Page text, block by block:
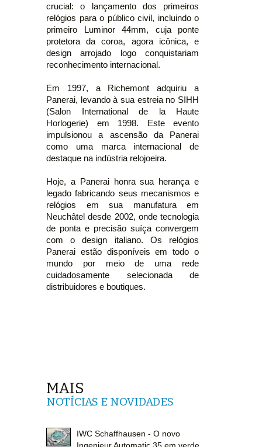
crucial: o lançamento dos primeiros
relógios para o público civil, incluindo o
primeiro Luminor 44mm, cuja ponte
protetora da coroa, agora icônica, e
design arrojado logo conquistariam
reconhecimento internacional.
Em 1997, a Richemont adquiriu a
Panerai, levando à sua estreia no SIHH
(Salon International de la Haute
Horlogerie) em 1998. Este evento
impulsionou a ascensão da Panerai
como uma marca internacional de
destaque na indústria relojoeira.
Hoje, a Panerai honra sua herança e
legado fabricando seus mecanismos e
relógios em sua manufatura em
Neuchâtel desde 2002, onde tecnologia
de ponta e precisão suíça convergem
com o design italiano. Os relógios
Panerai estão disponíveis em todo o
mundo por meio de uma rede
cuidadosamente selecionada de
distribuidores e boutiques.
MAIS
NOTÍCIAS E NOVIDADES
IWC Schaffhausen - O novo
Ingenieur Automatic 35 em verde